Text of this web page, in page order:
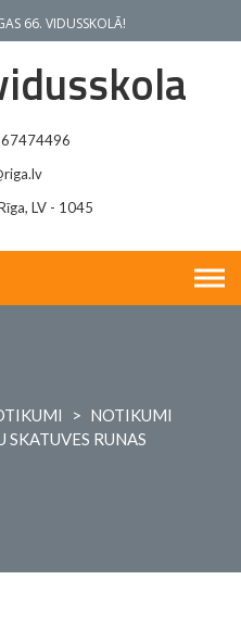
66. VIDUSSKOLĀ!
LV - 1045
> NOTIKUMI
SKATUVES RUNAS